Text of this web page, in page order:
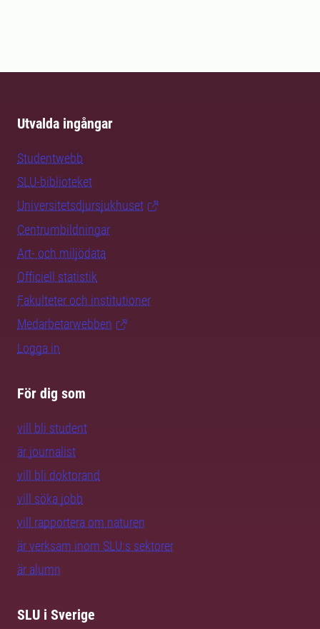
Utvalda ingångar
Studentwebb
SLU-biblioteket
Universitetsdjursjukhuset
Centrumbildningar
Art- och miljödata
Officiell statistik
Fakulteter och institutioner
Medarbetarwebben
Logga in
För dig som
vill bli student
är journalist
vill bli doktorand
vill söka jobb
vill rapportera om naturen
är verksam inom SLU:s sektorer
är alumn
SLU i Sverige